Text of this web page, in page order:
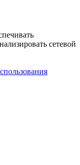
сетевой